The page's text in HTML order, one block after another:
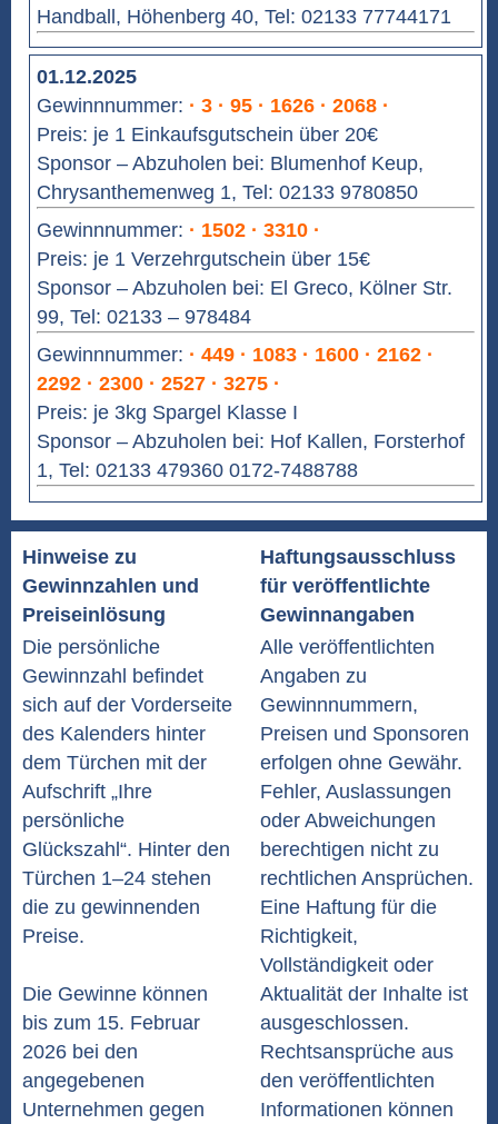
Handball, Höhenberg 40, Tel: 02133 77744171
01.12.2025
Gewinnnummer: · 3 · 95 · 1626 · 2068 ·
Preis: je 1 Einkaufsgutschein über 20€
Sponsor – Abzuholen bei: Blumenhof Keup,
Chrysanthemenweg 1, Tel: 02133 9780850
Gewinnnummer: · 1502 · 3310 ·
Preis: je 1 Verzehrgutschein über 15€
Sponsor – Abzuholen bei: El Greco, Kölner Str.
99, Tel: 02133 – 978484
Gewinnnummer: · 449 · 1083 · 1600 · 2162 ·
2292 · 2300 · 2527 · 3275 ·
Preis: je 3kg Spargel Klasse I
Sponsor – Abzuholen bei: Hof Kallen, Forsterhof
1, Tel: 02133 479360 0172-7488788
Hinweise zu
Gewinnzahlen und
Preiseinlösung
Die persönliche
Gewinnzahl befindet
sich auf der Vorderseite
des Kalenders hinter
dem Türchen mit der
Aufschrift „Ihre
persönliche
Glückszahl“. Hinter den
Türchen 1–24 stehen
die zu gewinnenden
Preise.
Die Gewinne können
bis zum 15. Februar
2026 bei den
angegebenen
Unternehmen gegen
Haftungsausschluss
für veröffentlichte
Gewinnangaben
Alle veröffentlichten
Angaben zu
Gewinnnummern,
Preisen und Sponsoren
erfolgen ohne Gewähr.
Fehler, Auslassungen
oder Abweichungen
berechtigen nicht zu
rechtlichen Ansprüchen.
Eine Haftung für die
Richtigkeit,
Vollständigkeit oder
Aktualität der Inhalte ist
ausgeschlossen.
Rechtsansprüche aus
den veröffentlichten
Informationen können